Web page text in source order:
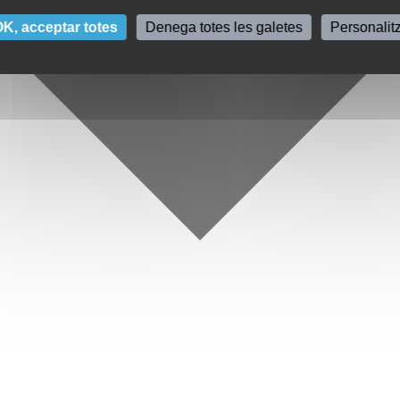
acceptar totes Denega totes les galetes